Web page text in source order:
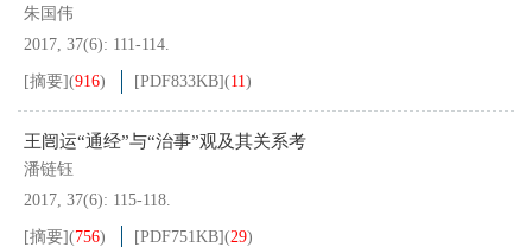
朱国伟
2017, 37(6): 111-114.
[摘要](916) [PDF833KB](11)
王闿运“通经”与“治事”观及其关系考
潘链钰
2017, 37(6): 115-118.
[摘要](756) [PDF751KB](29)